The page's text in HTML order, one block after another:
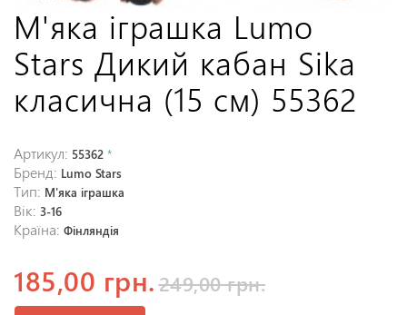
М'яка іграшка Lumo
Stars Дикий кабан Sika
класична (15 см) 55362
Артикул: 55362 *
Бренд: Lumo Stars
Тип: М'яка іграшка
Вік: 3-16
Країна: Фінляндія
185,00 грн.249,00 грн.